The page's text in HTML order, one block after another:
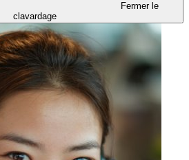
Fermer le
clavardage